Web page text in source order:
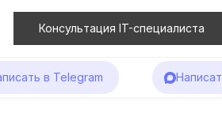
Консультация IT-специалиста
в Telegram